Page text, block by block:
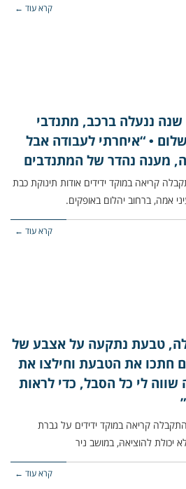
קרא עוד ←
ננעלה ברכב, מתנדבי
• “איחרתי לעבודה אבל
מענה נהדר של המתנדבים
(שלישי) בשעה 14:43 התקבלה קריאה במוקד ידידים אודות תינוקת כבת
אמה, ברחוב יהלום באופקים.
קרא עוד ←
טבעת נתקעה על אצבע של
חתכו את הטבעת וחילצו את
לי כל הסבל, כדי לראות
ניר היום (שישי) בשעה 03:12 התקבלה קריאה במוקד ידידים על גברת
להוציאהּ, במושב ניר
קרא עוד ←